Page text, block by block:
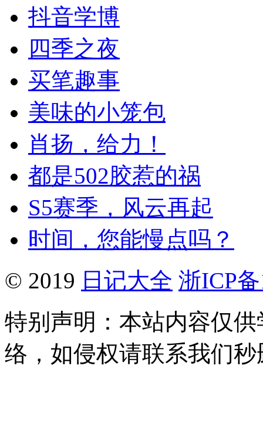
抖音学博
四季之夜
买笔趣事
美味的小笼包
肖扬，给力！
都是502胶惹的祸
S5赛季，风云再起
时间，您能慢点吗？
© 2019 日记大全 浙ICP
特别声明：本站内容仅
络，如侵权请联系我们秒